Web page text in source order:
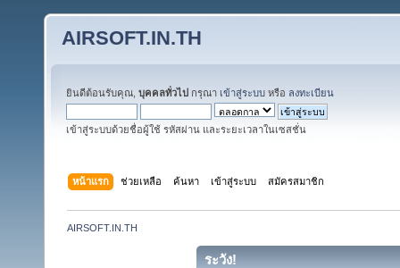
AIRSOFT.IN.TH
ยินดีต้อนรับคุณ, บุคคลทั่วไป กรุณา เข้าสู่ระบบ หรือ ลงทะเบียน
เข้าสู่ระบบด้วยชื่อผู้ใช้ รหัสผ่าน และระยะเวลาในเซสชั่น
หน้าแรก ช่วยเหลือ ค้นหา เข้าสู่ระบบ สมัครสมาชิก
AIRSOFT.IN.TH
ระวัง!